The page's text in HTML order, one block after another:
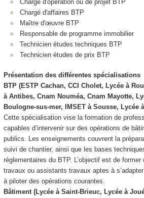
Chargé d'opération ou de projet BTP
Chargé d'affaires BTP
Maître d'œuvre BTP
Responsable de programme immobilier
Technicien études techniques BTP
Technicien études de prix BTP
Présentation des différentes spécialisations
BTP (ESTP Cachan, CCI Cholet, Lycée à
à Antibes, Cnam Nouméa, Cnam Mayotte,
Boulogne-sus-mer, IMSET à Sousse, Lycée
Cette spécialisation vise la formation de
capables d’intervenir sur des opérations de
publics. Les enseignements couvrent la
suivi de chantier, ainsi que les bases
réglementaires du BTP. L’objectif est de
travaux ou assistants travaux aptes à
à piloter des opérations courantes.
Bâtiment (Lycée à Saint-Brieuc, Lycée à